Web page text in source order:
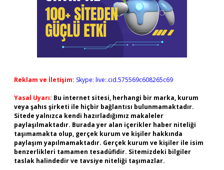
Reklam ve İletişim: Skype: live:.cid.575569c608265c69
Yasal Uyarı: Bu internet sitesi, herhangi bir marka, kurum
veya şahıs şirketi ile hiçbir bağlantısı bulunmamaktadır.
Sitede yalnızca kendi hazırladığımız makaleler
paylaşılmaktadır. Burada yer alan içerikler haber niteliği
taşımamakta olup, gerçek kurum ve kişiler hakkında
paylaşım yapılmamaktadır. Gerçek kurum ve kişiler ile isim
benzerlikleri tamamen tesadüfidir. Sitemizdeki bilgiler
taslak halindedir ve tavsiye niteliği taşımazlar.